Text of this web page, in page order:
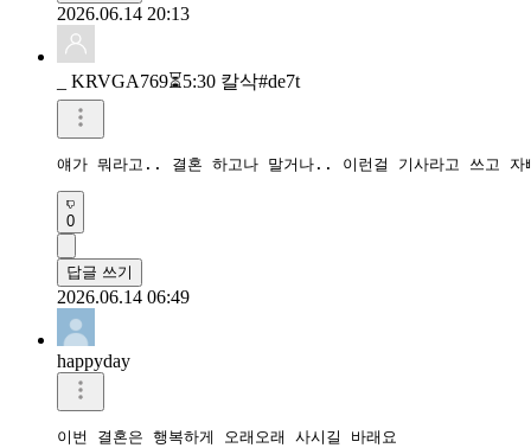
2026.06.14 20:13
_ KRVGA769⏳️5:30 칼삭#de7t
얘가 뭐라고.. 결혼 하고나 말거나.. 이런걸 기사라고 쓰고
0
답글 쓰기
2026.06.14 06:49
happyday
이번 결혼은 행복하게 오래오래 사시길 바래요